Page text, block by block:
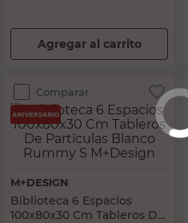
Agregar al carrito
Comparar
M+DESIGN
Biblioteca 6 Espacios
100x80x30 Cm Tableros De